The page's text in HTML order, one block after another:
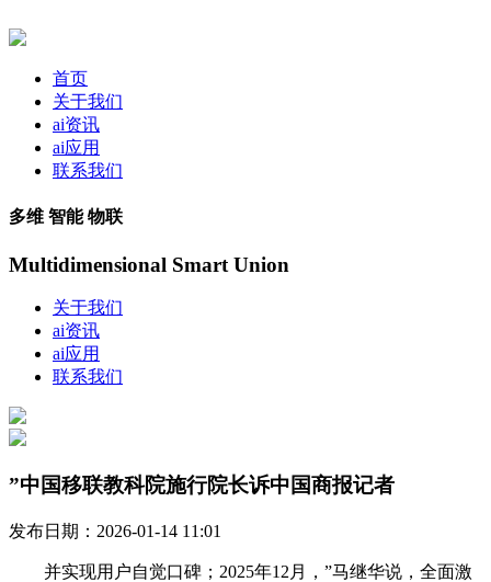
首页
关于我们
ai资讯
ai应用
联系我们
多维 智能 物联
Multidimensional Smart Union
关于我们
ai资讯
ai应用
联系我们
”中国移联教科院施行院长诉中国商报记者
发布日期：2026-01-14 11:01
并实现用户自觉口碑；2025年12月，”马继华说，全面激